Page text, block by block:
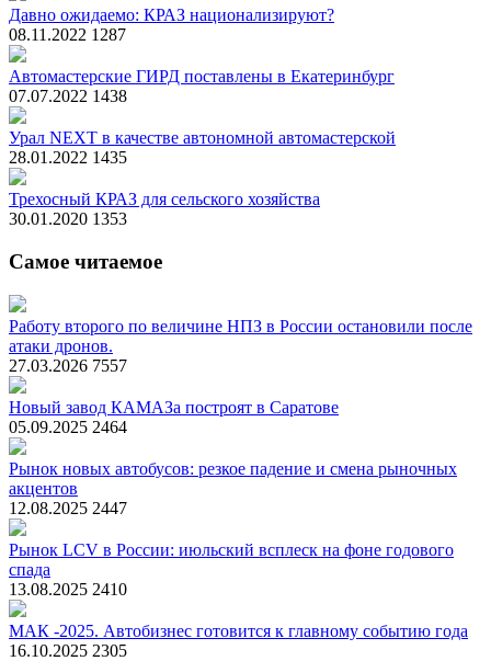
Давно ожидаемо: КРАЗ национализируют?
08.11.2022 1287
Автомастерские ГИРД поставлены в Екатеринбург
07.07.2022 1438
Урал NEXT в качестве автономной автомастерской
28.01.2022 1435
Трехосный КРАЗ для сельского хозяйства
30.01.2020 1353
Самое читаемое
Работу второго по величине НПЗ в России остановили после
атаки дронов.
27.03.2026 7557
Новый завод КАМАЗа построят в Саратове
05.09.2025 2464
Рынок новых автобусов: резкое падение и смена рыночных
акцентов
12.08.2025 2447
Рынок LCV в России: июльский всплеск на фоне годового
спада
13.08.2025 2410
МАК -2025. Автобизнес готовится к главному событию года
16.10.2025 2305